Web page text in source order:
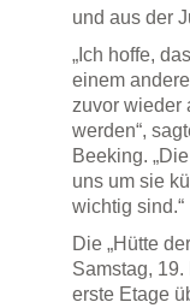
und aus der
„Ich hoffe,
einem
zuvor wieder
werden“,
Beeking.
uns um sie
wichtig sind.“
Die „Hütte
Samstag, 19.
erste Etage